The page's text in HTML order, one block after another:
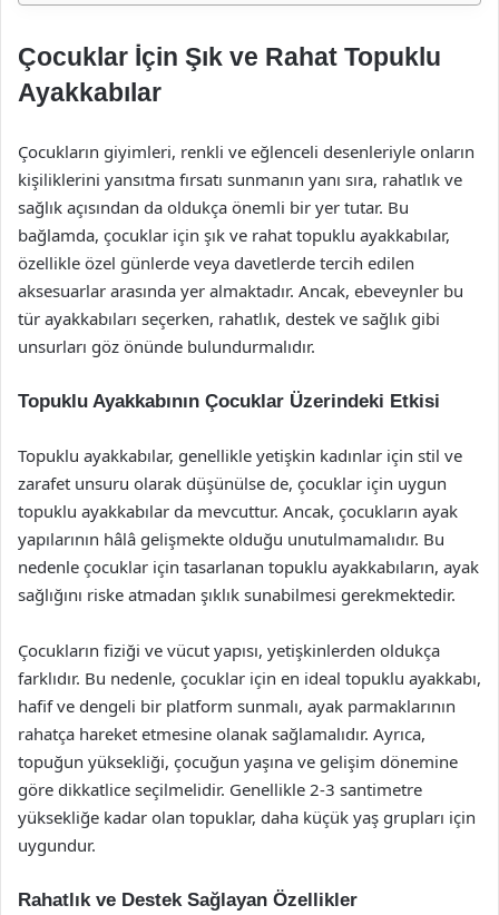
Çocuklar İçin Şık ve Rahat Topuklu
Ayakkabılar
Çocukların giyimleri, renkli ve eğlenceli desenleriyle onların
kişiliklerini yansıtma fırsatı sunmanın yanı sıra, rahatlık ve
sağlık açısından da oldukça önemli bir yer tutar. Bu
bağlamda, çocuklar için şık ve rahat topuklu ayakkabılar,
özellikle özel günlerde veya davetlerde tercih edilen
aksesuarlar arasında yer almaktadır. Ancak, ebeveynler bu
tür ayakkabıları seçerken, rahatlık, destek ve sağlık gibi
unsurları göz önünde bulundurmalıdır.
Topuklu Ayakkabının Çocuklar Üzerindeki Etkisi
Topuklu ayakkabılar, genellikle yetişkin kadınlar için stil ve
zarafet unsuru olarak düşünülse de, çocuklar için uygun
topuklu ayakkabılar da mevcuttur. Ancak, çocukların ayak
yapılarının hâlâ gelişmekte olduğu unutulmamalıdır. Bu
nedenle çocuklar için tasarlanan topuklu ayakkabıların, ayak
sağlığını riske atmadan şıklık sunabilmesi gerekmektedir.
Çocukların fiziği ve vücut yapısı, yetişkinlerden oldukça
farklıdır. Bu nedenle, çocuklar için en ideal topuklu ayakkabı,
hafif ve dengeli bir platform sunmalı, ayak parmaklarının
rahatça hareket etmesine olanak sağlamalıdır. Ayrıca,
topuğun yüksekliği, çocuğun yaşına ve gelişim dönemine
göre dikkatlice seçilmelidir. Genellikle 2-3 santimetre
yüksekliğe kadar olan topuklar, daha küçük yaş grupları için
uygundur.
Rahatlık ve Destek Sağlayan Özellikler